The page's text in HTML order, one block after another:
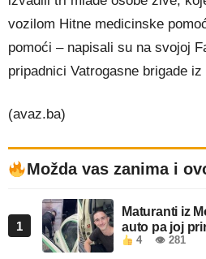
vozilom Hitne medicinske
pomoći – napisali su na svojoj
pripadnici Vatrogasne brigade iz
(avaz.ba)
Možda vas zanima i
1
Maturanti iz
auto pa joj
4 👁 281